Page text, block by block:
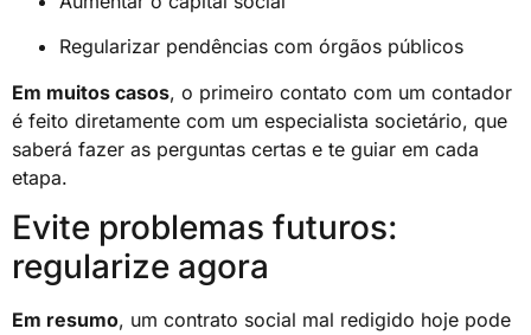
Regularizar pendências com órgãos públicos
Em muitos casos, o primeiro contato com um contador
é feito diretamente com um especialista societário, que
saberá fazer as perguntas certas e te guiar em cada
etapa.
Evite problemas futuros:
regularize agora
Em resumo, um contrato social mal redigido hoje pode